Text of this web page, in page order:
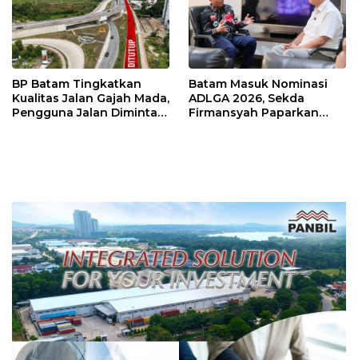
BP Batam Tingkatkan
Kualitas Jalan Gajah Mada,
Pengguna Jalan Diminta
Batam Masuk Nominasi
ADLGA 2026, Sekda
Firmansyah Paparkan